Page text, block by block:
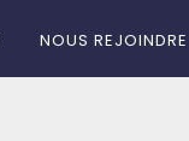
NOUS REJOINDRE